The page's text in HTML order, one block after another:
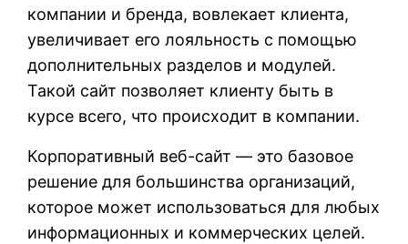
компании и бренда, вовлекает клиента,
увеличивает его лояльность с помощью
дополнительных разделов и модулей.
Такой сайт позволяет клиенту быть в
курсе всего, что происходит в компании.
Корпоративный веб-сайт — это базовое
решение для большинства организаций,
которое может использоваться для любых
информационных и коммерческих целей.